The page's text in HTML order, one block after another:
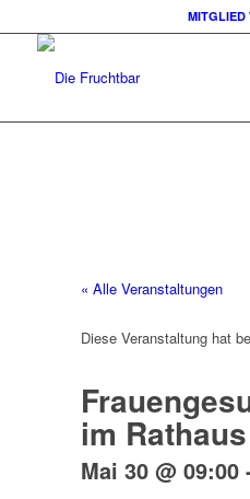
MITGLIED
« Alle Veranstaltungen
Diese Veranstaltung hat
im Rathaus
Mai 30 @ 09:00